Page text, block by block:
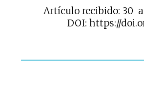
Artículo recibido: 30-
DOI: https://